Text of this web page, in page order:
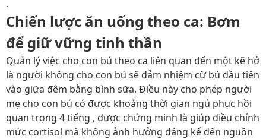
.
Chiến lược ăn uống theo ca: Bơm
để giữ vững tinh thần
Quản lý việc cho con bú theo ca liên quan đến một kẽ hở
là người không cho con bú sẽ đảm nhiệm cữ bú đầu tiên
vào giữa đêm bằng bình sữa. Điều này cho phép người
mẹ cho con bú có được khoảng thời gian ngủ phục hồi
quan trọng 4 tiếng , được chứng minh là giúp điều chỉnh
mức cortisol mà không ảnh hưởng đáng kể đến nguồn